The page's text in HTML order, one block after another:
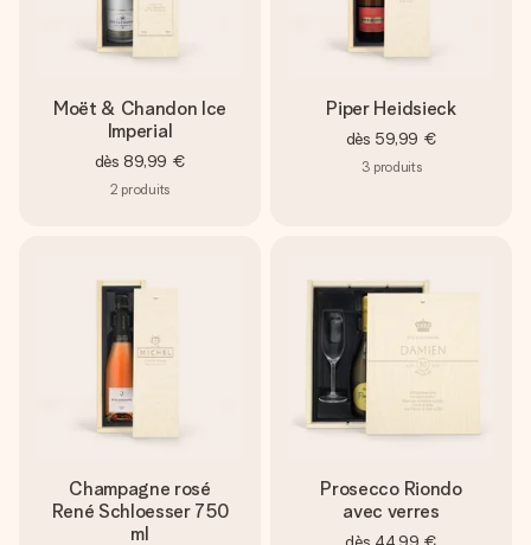
Moët & Chandon Ice
Imperial
dès 89,99 €
2 produits
Piper Heidsieck
dès 59,99 €
3 produits
Champagne rosé
René Schloesser 750
ml
Prosecco Riondo
avec verres